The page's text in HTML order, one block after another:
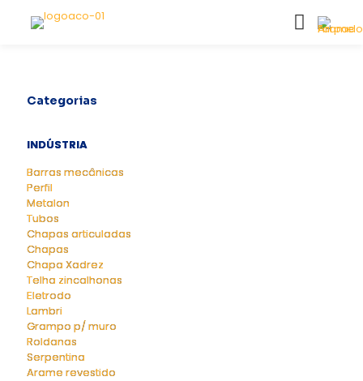
Categorias
INDÚSTRIA
Barras mecânicas
Perfil
Metalon
Tubos
Chapas articuladas
Chapas
Chapa Xadrez
Telha zincalhonas
Eletrodo
Lambri
Grampo p/ muro
Roldanas
Serpentina
Arame revestido